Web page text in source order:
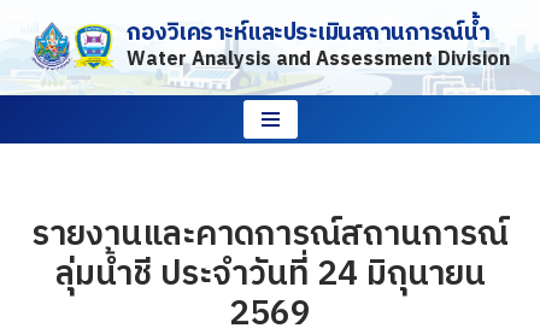
Skip
to
กองวิเคราะห์และประเมินสถานการณ์น้ำ
Water Analysis and Assessment Division
รายงานและคาดการณ์สถานการณ์
ลุ่มน้ำชี ประจำวันที่ 24 มิถุนายน
2569